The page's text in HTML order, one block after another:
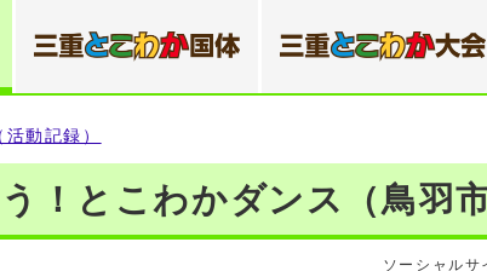
動記録）
！とこわかダンス（鳥羽
ソーシャルサ